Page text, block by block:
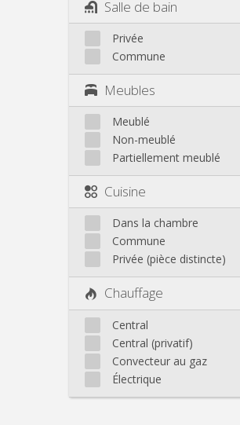
Salle de bain
Privée
Commune
Meubles
Meublé
Non-meublé
Partiellement meublé
Cuisine
Dans la chambre
Commune
Privée (pièce distincte)
Chauffage
Central
Central (privatif)
Convecteur au gaz
Électrique